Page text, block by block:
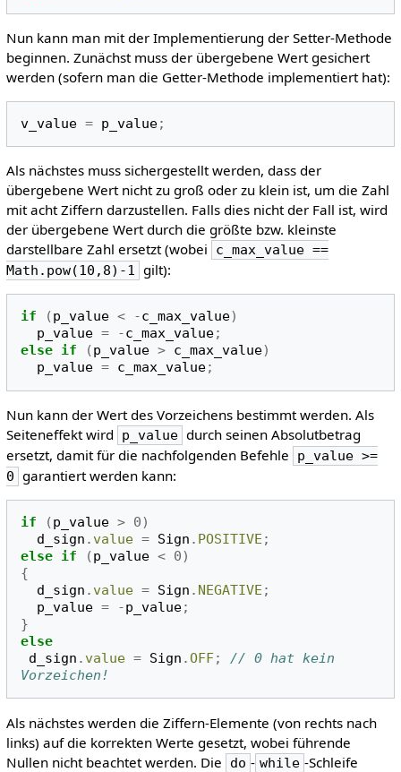
Nun kann man mit der Implementierung der Setter-Methode
beginnen. Zunächst muss der übergebene Wert gesichert
werden (sofern man die Getter-Methode implementiert hat):
v_value = p_value;
Als nächstes muss sichergestellt werden, dass der
übergebene Wert nicht zu groß oder zu klein ist, um die Zahl
mit acht Ziffern darzustellen. Falls dies nicht der Fall ist, wird
der übergebene Wert durch die größte bzw. kleinste
darstellbare Zahl ersetzt (wobei
c_max_value ==
Math.pow(10,8)-1 gilt):
if (p_value < -c_max_value)
p_value = -c_max_value;
else if (p_value > c_max_value)
p_value = c_max_value;
Nun kann der Wert des Vorzeichens bestimmt werden. Als
Seiteneffekt wird
p_value durch seinen Absolutbetrag
ersetzt, damit für die nachfolgenden Befehle
p_value >=
0 garantiert werden kann:
if (p_value > 0)
d_sign . value = Sign . POSITIVE ;
else if (p_value < 0)
{
d_sign . value = Sign . NEGATIVE ;
p_value = -p_value;
}
else
d_sign . value = Sign .OFF;
// 0 hat kein
Vorzeichen!
Als nächstes werden die Ziffern-Elemente (von rechts nach
links) auf die korrekten Werte gesetzt, wobei führende
Nullen nicht beachtet werden. Die
do - while -Schleife